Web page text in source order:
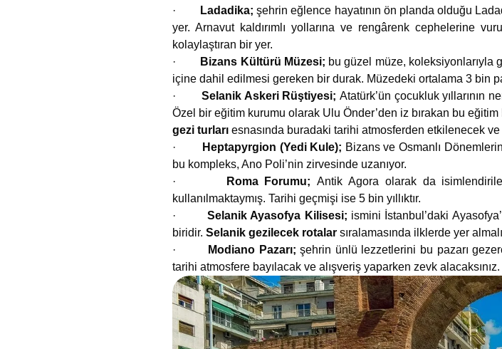
·
Ladadika;şehrin eğlence hayatının ön planda olduğu
yer. Arnavut kaldırımlı yollarına ve rengârenk cephelerine
kolaylaştıran bir yer.
·
Bizans Kültürü Müzesi; bu güzel müze, koleksiyonlarıyla
içine dahil edilmesi gereken bir durak. Müzedeki ortalama 3 bin
·Selanik Askeri Rüştiyesi;Atatürk’ün çocukluk yıllarının
Özel bir eğitim kurumu olarak Ulu Önder’den iz bırakan bu eğitim
gezi turları esnasında buradaki tarihi atmosferden etkilenecek
·
Heptapyrgion (Yedi Kule); Bizans ve Osmanlı
bu kompleks, Ano Poli’nin zirvesinde uzanıyor.
·
Roma Forumu;Antik Agora olarak da
kullanılmaktaymış. Tarihi geçmişi ise 5 bin yıllıktır.
· Selanik Ayasofya Kilisesi; ismini İstanbul’daki
biridir. Selanik gezilecek rotalar sıralamasında ilklerde yer
·
Modiano Pazarı;şehrin ünlü lezzetlerini bu pazarı
tarihi atmosfere bayılacak ve alışveriş yaparken zevk alacaksınız.